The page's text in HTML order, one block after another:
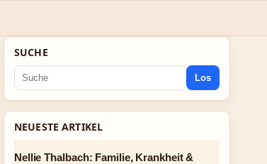
SUCHE
Los
NEUESTE ARTIKEL
Nellie Thalbach: Familie, Krankheit &